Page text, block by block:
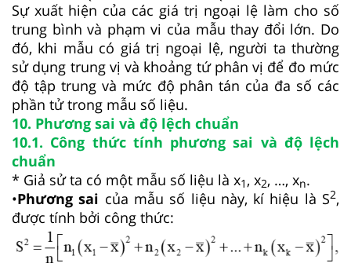
Sự xuất hiện của các giá trị ngoại lệ làm cho số
trung bình và phạm vi của mẫu thay đổi lớn. Do
đó, khi mẫu có giá trị ngoại lệ, người ta thường
sử dụng trung vị và khoảng tứ phân vị để đo mức
độ tập trung và mức độ phân tán của đa số các
phần tử trong mẫu số liệu.
10. Phương sai và độ lệch chuẩn
10.1. Công thức tính phương sai và độ lệch
chuẩn
* Giả sử ta có một mẫu số liệu là x1 , x2, …, xn.
•Phương sai của mẫu số liệu này, kí hiệu là S2,
được tính bởi công thức: